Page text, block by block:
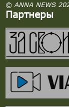
© ANNA NEWS
Партнеры